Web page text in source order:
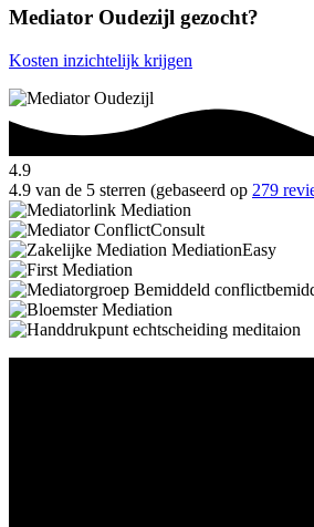
Mediator Oudezijl gezocht?
Kosten inzichtelijk krijgen
4.9
4.9 van de 5 sterren (gebaseerd op 279